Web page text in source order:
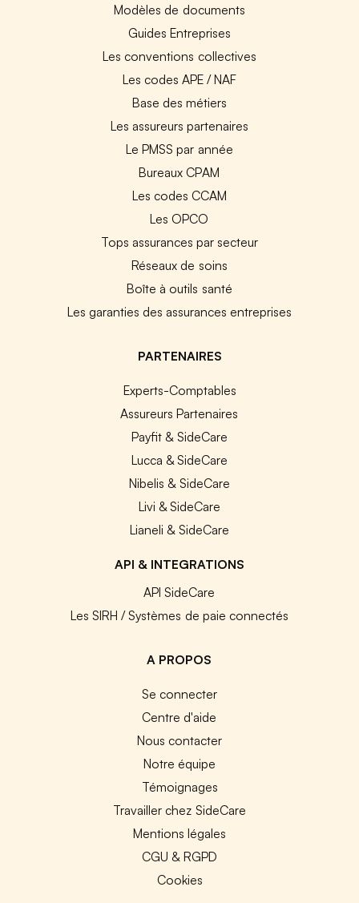
Modèles de documents
Guides Entreprises
Les conventions collectives
Les codes APE / NAF
Base des métiers
Les assureurs partenaires
Le PMSS par année
Bureaux CPAM
Les codes CCAM
Les OPCO
Tops assurances par secteur
Réseaux de soins
Boîte à outils santé
Les garanties des assurances entreprises
PARTENAIRES
Experts-Comptables
Assureurs Partenaires
Payfit & SideCare
Lucca & SideCare
Nibelis & SideCare
Livi & SideCare
Lianeli & SideCare
API & INTEGRATIONS
API SideCare
Les SIRH / Systèmes de paie connectés
A PROPOS
Se connecter
Centre d'aide
Nous contacter
Notre équipe
Témoignages
Travailler chez SideCare
Mentions légales
CGU & RGPD
Cookies